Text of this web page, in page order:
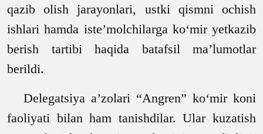
qazib olish jarayonlari, ustki qismni ochish
ishlari hamda iste’molchilarga ko‘mir yetkazib
berish tartibi haqida batafsil ma’lumotlar
berildi.
Delegatsiya a’zolari “Angren” ko‘mir koni
faoliyati bilan ham tanishdilar. Ular kuzatish